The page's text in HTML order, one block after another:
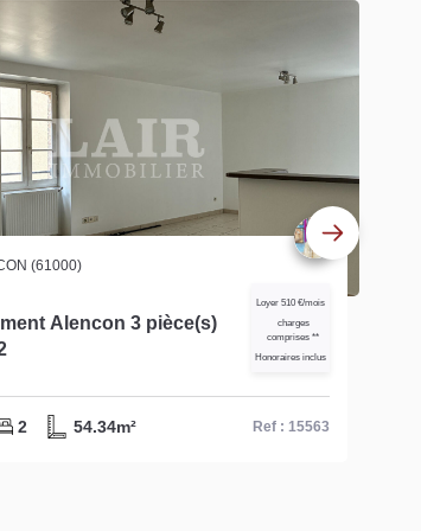
(61000)
Alencon 2 pièce(s)
Loyer 590 €/mois
charges
comprises **
Honoraires inclus
1 60m² Ref : 14763